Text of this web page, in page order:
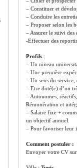
– Constituer et
– Conduire les
– Proposer selon les
– Assurer le suivi des
-Effectuer des
Profils :
– Un niveau
– Une première
– Un sens du
– Etre doté(e) d’un
– Autonomes,
Rémunération et
– Salaire fixe +
un objectif annuel.
– Pour favoriser leur
Comment postuler :
Envoyer votre CV